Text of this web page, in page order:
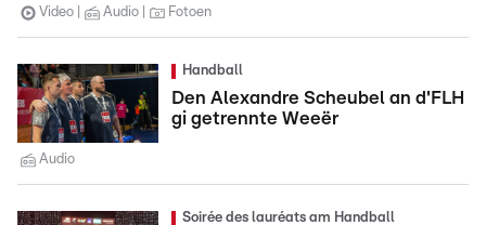
Video Audio Fotoen
Handball
Den Alexandre Scheubel an d'FLH
gi getrennte Weeër
Audio
Soirée des lauréats am Handball